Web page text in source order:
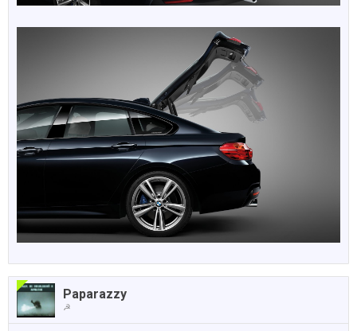
Paparazzy
☭